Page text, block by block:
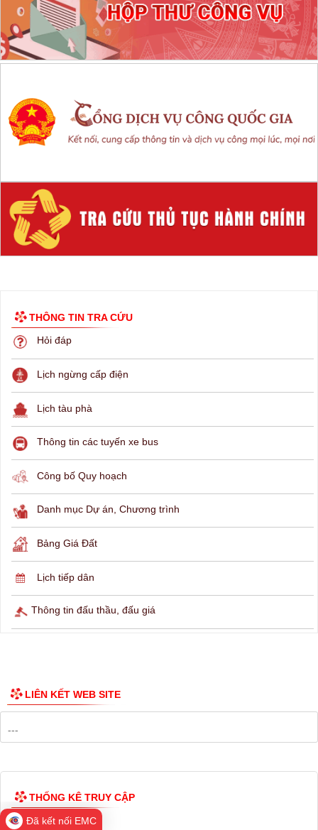
THÔNG TIN TRA CỨU
Danh mục Dự án, Chương trình
Lịch tiếp dân
Thông tin đấu thầu, đấu giá
Đã kết nối EMC